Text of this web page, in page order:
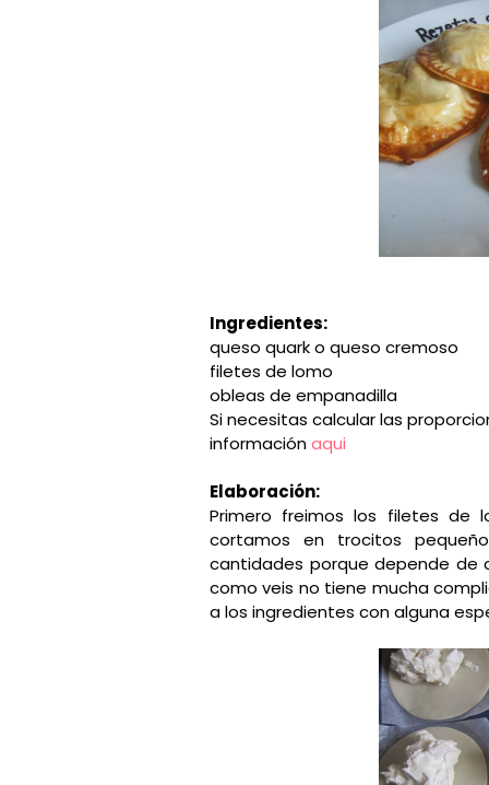
Ingredientes:
queso quark o queso cremoso
filetes de lomo
obleas de empanadilla
Si necesitas calcular las
informaciónaqui
Elaboración:
Primero freimos los filetes de
cortamos en trocitos
cantidades porque depende de
como veis no tiene mucha
a los ingredientes con alguna